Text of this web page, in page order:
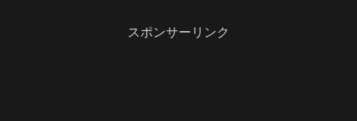
スポンサーリンク